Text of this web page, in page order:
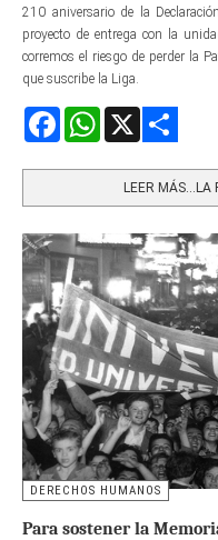
210 aniversario de la
proyecto de entrega con la
corremos el riesgo de perder la
que suscribe la Liga.
FacebookWhatsApp
LEER MÁS…LA
DERECHOS HUMANOS
Para sostener la